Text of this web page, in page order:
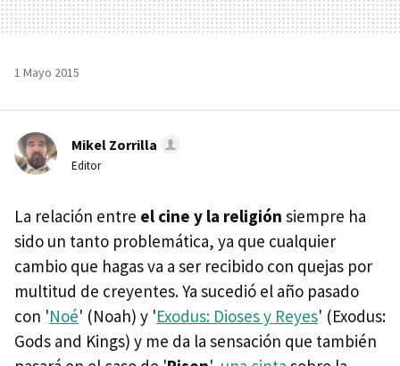
1 Mayo 2015
Mikel Zorrilla
Editor
La relación entre el cine y la religión siempre ha
sido un tanto problemática, ya que cualquier
cambio que hagas va a ser recibido con quejas por
multitud de creyentes. Ya sucedió el año pasado
con 'Noé' (Noah) y 'Exodus: Dioses y Reyes' (Exodus:
Gods and Kings) y me da la sensación que también